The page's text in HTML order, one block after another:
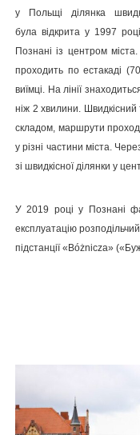
у Польщі ділянка
була відкрита у 1997
Познані із центром
проходить по естакаді
виїмці. На лінії
ніж 2 хвилини.
складом, маршрути
у різні частини міста.
зі швидкісної ділянки у
У 2019 році у Познані
експлуатацію
підстанції «Bóżnicza»